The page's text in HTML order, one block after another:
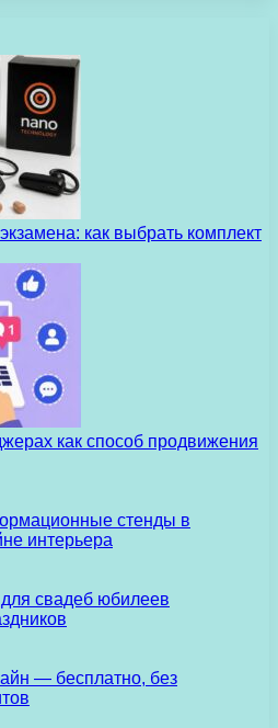
как выбрать комплект
как способ продвижения
стенды в
интерьера
свадеб юбилеев
— бесплатно, без